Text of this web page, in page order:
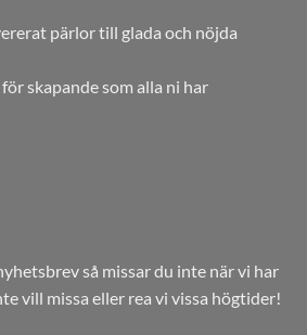
pärlor till glada och nöjda
skapande som alla ni har
så missar du inte när vi har
vill missa eller rea vi vissa högtider!